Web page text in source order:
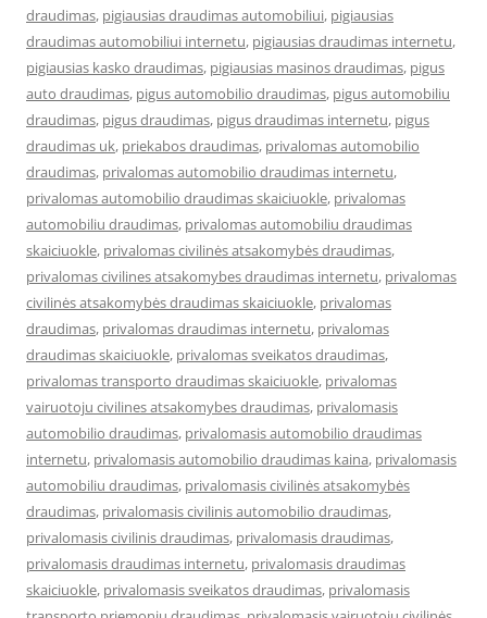
draudimas, pigiausias draudimas automobiliui, pigiausias
draudimas automobiliui internetu, pigiausias draudimas internetu,
pigiausias kasko draudimas, pigiausias masinos draudimas, pigus
auto draudimas, pigus automobilio draudimas, pigus automobiliu
draudimas, pigus draudimas, pigus draudimas internetu, pigus
draudimas uk, priekabos draudimas, privalomas automobilio
draudimas, privalomas automobilio draudimas internetu,
privalomas automobilio draudimas skaiciuokle, privalomas
automobiliu draudimas, privalomas automobiliu draudimas
skaiciuokle, privalomas civilinės atsakomybės draudimas,
privalomas civilines atsakomybes draudimas internetu, privalomas
civilinės atsakomybės draudimas skaiciuokle, privalomas
draudimas, privalomas draudimas internetu, privalomas
draudimas skaiciuokle, privalomas sveikatos draudimas,
privalomas transporto draudimas skaiciuokle, privalomas
vairuotoju civilines atsakomybes draudimas, privalomasis
automobilio draudimas, privalomasis automobilio draudimas
internetu, privalomasis automobilio draudimas kaina, privalomasis
automobiliu draudimas, privalomasis civilinės atsakomybės
draudimas, privalomasis civilinis automobilio draudimas,
privalomasis civilinis draudimas, privalomasis draudimas,
privalomasis draudimas internetu, privalomasis draudimas
skaiciuokle, privalomasis sveikatos draudimas, privalomasis